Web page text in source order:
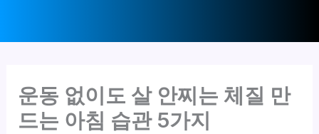
운동 없이도 살 안찌는 체질 만
드는 아침 습관 5가지